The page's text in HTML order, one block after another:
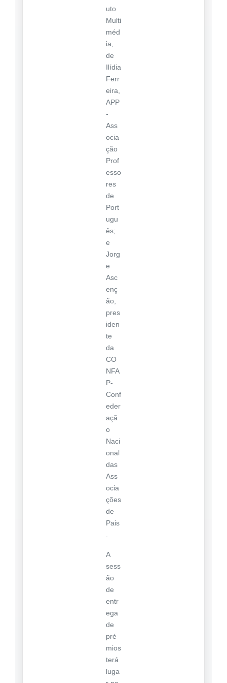
uto
Multi
méd
ia,
de
Ilídia
Ferr
eira,
APP
-
Ass
ocia
ção
Prof
esso
res
de
Port
ugu
ês;
e
Jorg
e
Asc
enç
ão,
pres
iden
te
da
CO
NFA
P-
Conf
eder
açã
o
Naci
onal
das
Ass
ocia
ções
de
Pais
A
sess
ão
de
entr
ega
de
pré
mios
terá
luga